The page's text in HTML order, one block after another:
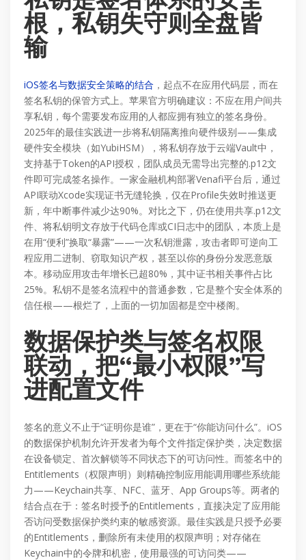
根，私钥失守则全盘皆
输
iOS签名与数据安全策略的结合 ，起点不在应用代码层，而在
签名私钥的保管方式上。苹果官方明确建议：不应在用户间共
享私钥，每个需要发布应用的人都应拥有独立的签名身份。
2025年的最佳实践进一步将私钥隔离推向硬件级别——集成
硬件安全模块（如YubiHSM），将私钥存放于云端Vault中，
支持基于Token的API授权，团队成员无需导出完整的.p12文
件即可完成签名操作。一家金融机构部署Venafi平台后，通过
API联动Xcode实现证书无缝轮换，仅在Profile失效时推送更
新，年中断事件减少达90%。对比之下，仍在使用共享.p12文
件、将私钥明文存放于代码仓库或CI日志中的团队，本质上是
在用“便利”换取“暴露”——一次私钥泄露，攻击者即可逆向工
程应用二进制、窃取知识产权，甚至以你的身份分发恶意版
本。移动应用攻击年增长已超80%，其中证书相关事件占比
25%。私钥不是签名流程中的普通参数，它是整个安全体系的
信任根——根烂了，上面的一切加固都是空中楼阁。
数据保护类与签名权限
联动，把“最小权限”写
进配置文件
签名的意义不止于“证明你是谁”，更在于“你能访问什么”。iOS
的数据保护机制允许开发者为每个文件指定保护类，决定数据
在设备锁定、首次解锁等不同状态下的可访问性。而签名中的
Entitlements（权限声明）则精确控制应用能调用哪些系统能
力——Keychain共享、NFC、蓝牙、App Groups等。两者的
结合点在于：签名时授予的Entitlements，直接决定了应用能
否访问受数据保护类约束的敏感资源。最佳实践是只授予必要
的Entitlements，删除所有未使用的权限声明；对存储在
Keychain中的令牌和机密，使用最强的可访问类——